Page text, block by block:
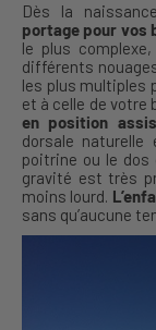
Dès la
portage pour vos
le plus
différents
les plus multiples
et à celle de votre
en position
dorsale
poitrine ou le
gravité est très
moins lourd.
sans qu’aucune